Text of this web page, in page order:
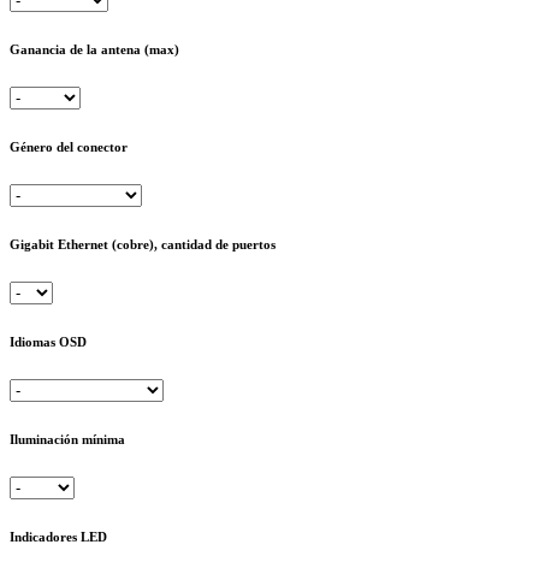
Ganancia de la antena (max)
Género del conector
Gigabit Ethernet (cobre), cantidad de puertos
Idiomas OSD
Iluminación mínima
Indicadores LED